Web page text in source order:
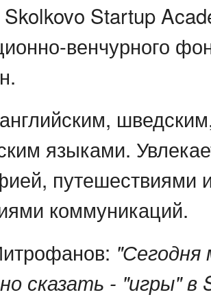
Startup
венчурного
языками.
путешествиями
коммуникаций.
"Сегодня
сказать - "игры" в